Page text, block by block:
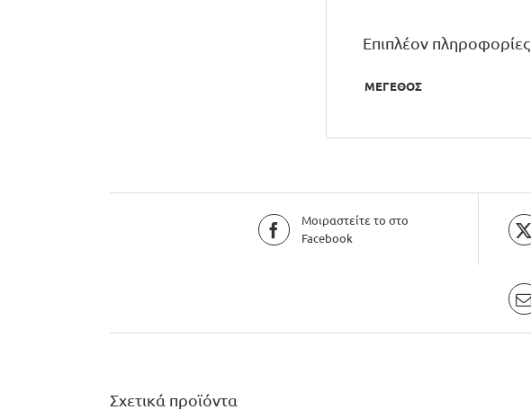
Επιπλέον πληροφορίες
ΜΕΓΕΘΟΣ
Μοιραστείτε το στο
Facebook
Σχετικά προϊόντα